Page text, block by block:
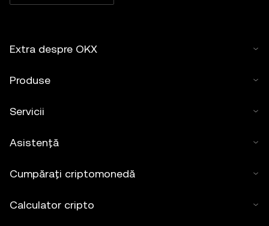
Extra despre OKX
Produse
Servicii
Asistență
Cumpărați criptomonedă
Calculator cripto